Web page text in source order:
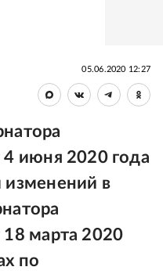
05.06.2020 12:27
4 июня 2020 года
в
18 марта 2020
по